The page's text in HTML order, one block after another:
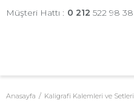
Müşteri Hattı : 0 212 522 98 38
Anasayfa Kaligrafi Kalemleri ve Setleri